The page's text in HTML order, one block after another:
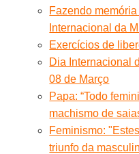
Fazendo
Internacional da
Exercícios de
Dia Internacional
08 de Março
Papa: “Todo
machismo de
Feminismo:
triunfo da